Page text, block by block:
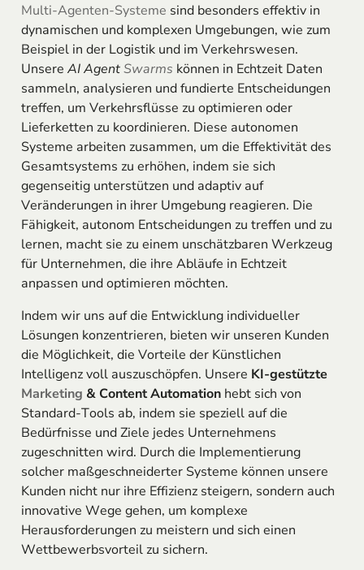
Multi-Agenten-Systeme sind besonders effektiv in
dynamischen und komplexen Umgebungen, wie zum
Beispiel in der Logistik und im Verkehrswesen.
Unsere AI AgentSwarms können in Echtzeit Daten
sammeln, analysieren und fundierte Entscheidungen
treffen, um Verkehrsflüsse zu optimieren oder
Lieferketten zu koordinieren. Diese autonomen
Systeme arbeiten zusammen, um die Effektivität des
Gesamtsystems zu erhöhen, indem sie sich
gegenseitig unterstützen und adaptiv auf
Veränderungen in ihrer Umgebung reagieren. Die
Fähigkeit, autonom Entscheidungen zu treffen und zu
lernen, macht sie zu einem unschätzbaren Werkzeug
für Unternehmen, die ihre Abläufe in Echtzeit
anpassen und optimieren möchten.
Indem wir uns auf die Entwicklung individueller
Lösungen konzentrieren, bieten wir unseren Kunden
die Möglichkeit, die Vorteile der Künstlichen
Intelligenz voll auszuschöpfen. Unsere KI-gestützte
Marketing & Content Automationhebt sich von
Standard-Tools ab, indem sie speziell auf die
Bedürfnisse und Ziele jedes Unternehmens
zugeschnitten wird. Durch die Implementierung
solcher maßgeschneiderter Systeme können unsere
Kunden nicht nur ihre Effizienz steigern, sondern auch
innovative Wege gehen, um komplexe
Herausforderungen zu meistern und sich einen
Wettbewerbsvorteil zu sichern.